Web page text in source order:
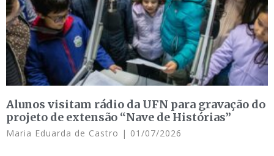
Alunos visitam rádio da UFN para gravação do
projeto de extensão “Nave de Histórias”
Maria Eduarda de Castro 01/07/2026